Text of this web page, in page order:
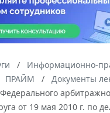
Информационно-
ПРАЙМ
Документы
от 19 мая 2010 г. по